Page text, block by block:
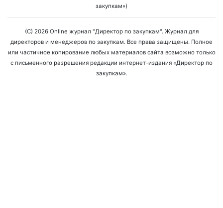
закупкам»)
(C) 2026 Online журнал "Директор по закупкам". Журнал для
директоров и менеджеров по закупкам. Все права защищены. Полное
или частичное копирование любых материалов сайта возможно только
с письменного разрешения редакции интернет-издания «Директор по
закупкам».